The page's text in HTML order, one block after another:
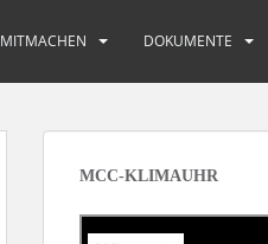
MITMACHEN DOKUMENTE
MCC-KLIMAUHR